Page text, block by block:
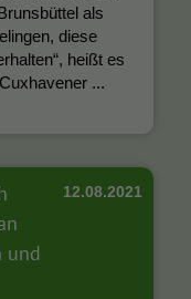
als
diese
heißt es
...
12.08.2021
und